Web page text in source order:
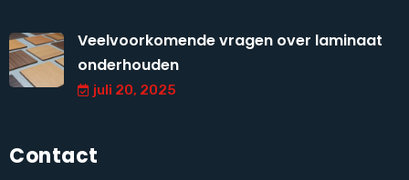
Veelvoorkomende vragen over laminaat
onderhouden
juli 20, 2025
Contact